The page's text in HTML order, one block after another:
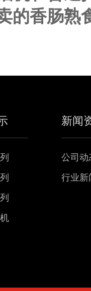
的香肠熟
新闻
公司动
行业新